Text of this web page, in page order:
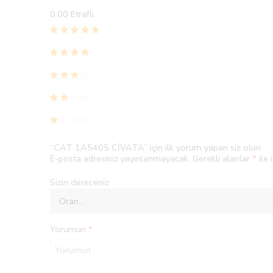
0.00 Etraflı
“CAT 1A5405 CİVATA” için ilk yorum yapan siz olun
E-posta adresiniz yayınlanmayacak. Gerekli alanlar * ile
Sizin dereceniz
Yorumun *